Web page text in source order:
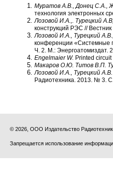
Муратов А.В., Донец С.А.,
технология электронных
Лозовой И.А.,. Турецкий
конструкций РЭС //
Лозовой И.А., Турецкий
конференции «Системные
Ч. 2. М.: Энергоатомиздат.
Engelmaier W. Printed
Макаров О.Ю. Титов В.П.
Лозовой И.А., Турецкий А.В.
Радиотехника. 2013. № 3.
© 2026, ООО Издательство
Запрещается использование